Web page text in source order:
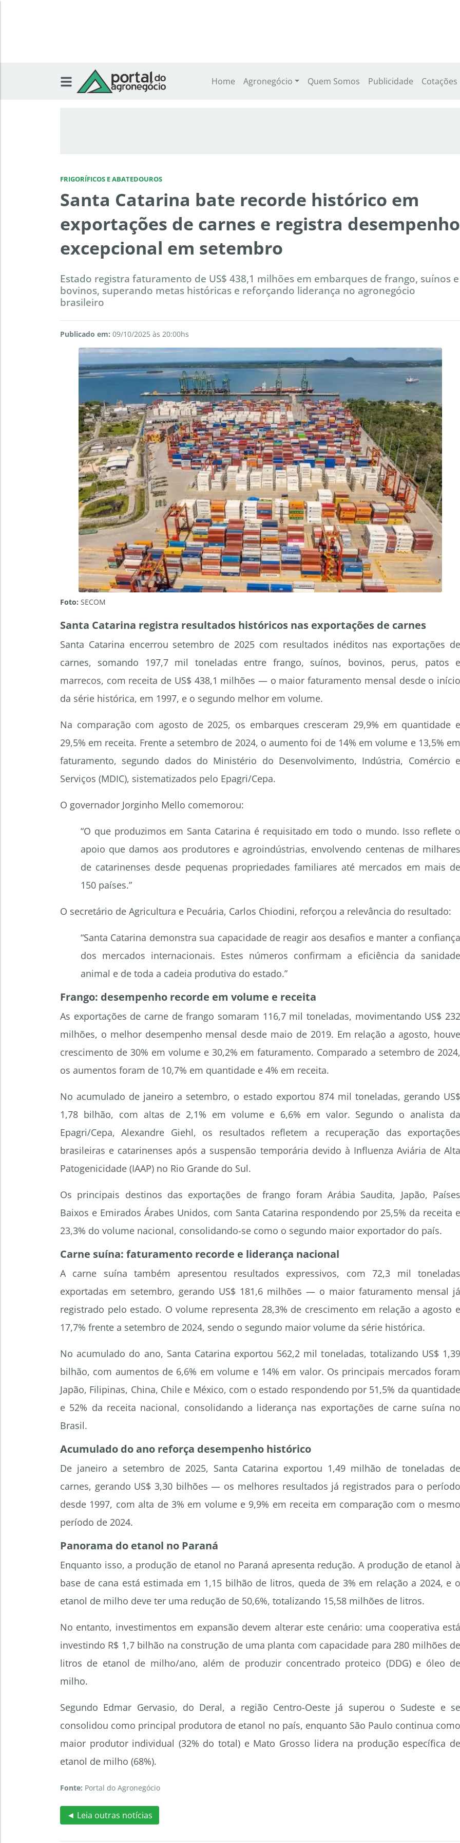
Home Agronegócio Quem Somos Publicidade Cotações
FRIGORÍFICOS E ABATEDOUROS
Santa Catarina bate recorde histórico em
exportações de carnes e registra desempenho
excepcional em setembro
Estado registra faturamento de US$ 438,1 milhões em embarques de frango, suínos e
bovinos, superando metas históricas e reforçando liderança no agronegócio
brasileiro
Publicado em: 09/10/2025 às 20:00hs
Foto: SECOM
Santa Catarina registra resultados históricos nas exportações de carnes
Santa Catarina encerrou setembro de 2025 com resultados inéditos nas exportações de
carnes, somando 197,7 mil toneladas entre frango, suínos, bovinos, perus, patos e
marrecos, com receita de US$ 438,1 milhões — o maior faturamento mensal desde o início
da série histórica, em 1997, e o segundo melhor em volume.
Na comparação com agosto de 2025, os embarques cresceram 29,9% em quantidade e
29,5% em receita. Frente a setembro de 2024, o aumento foi de 14% em volume e 13,5% em
faturamento, segundo dados do Ministério do Desenvolvimento, Indústria, Comércio e
Serviços (MDIC), sistematizados pelo Epagri/Cepa.
O governador Jorginho Mello comemorou:
“O que produzimos em Santa Catarina é requisitado em todo o mundo. Isso reflete o
apoio que damos aos produtores e agroindústrias, envolvendo centenas de milhares
de catarinenses desde pequenas propriedades familiares até mercados em mais de
150 países.”
O secretário de Agricultura e Pecuária, Carlos Chiodini, reforçou a relevância do resultado:
“Santa Catarina demonstra sua capacidade de reagir aos desafios e manter a confiança
dos mercados internacionais. Estes números confirmam a eficiência da sanidade
animal e de toda a cadeia produtiva do estado.”
Frango: desempenho recorde em volume e receita
As exportações de carne de frango somaram 116,7 mil toneladas, movimentando US$ 232
milhões, o melhor desempenho mensal desde maio de 2019. Em relação a agosto, houve
crescimento de 30% em volume e 30,2% em faturamento. Comparado a setembro de 2024,
os aumentos foram de 10,7% em quantidade e 4% em receita.
No acumulado de janeiro a setembro, o estado exportou 874 mil toneladas, gerando US$
1,78 bilhão, com altas de 2,1% em volume e 6,6% em valor. Segundo o analista da
Epagri/Cepa, Alexandre Giehl, os resultados refletem a recuperação das exportações
brasileiras e catarinenses após a suspensão temporária devido à Influenza Aviária de Alta
Patogenicidade (IAAP) no Rio Grande do Sul.
Os principais destinos das exportações de frango foram Arábia Saudita, Japão, Países
Baixos e Emirados Árabes Unidos, com Santa Catarina respondendo por 25,5% da receita e
23,3% do volume nacional, consolidando-se como o segundo maior exportador do país.
Carne suína: faturamento recorde e liderança nacional
A carne suína também apresentou resultados expressivos, com 72,3 mil toneladas
exportadas em setembro, gerando US$ 181,6 milhões — o maior faturamento mensal já
registrado pelo estado. O volume representa 28,3% de crescimento em relação a agosto e
17,7% frente a setembro de 2024, sendo o segundo maior volume da série histórica.
No acumulado do ano, Santa Catarina exportou 562,2 mil toneladas, totalizando US$ 1,39
bilhão, com aumentos de 6,6% em volume e 14% em valor. Os principais mercados foram
Japão, Filipinas, China, Chile e México, com o estado respondendo por 51,5% da quantidade
e 52% da receita nacional, consolidando a liderança nas exportações de carne suína no
Brasil.
Acumulado do ano reforça desempenho histórico
De janeiro a setembro de 2025, Santa Catarina exportou 1,49 milhão de toneladas de
carnes, gerando US$ 3,30 bilhões — os melhores resultados já registrados para o período
desde 1997, com alta de 3% em volume e 9,9% em receita em comparação com o mesmo
período de 2024.
Panorama do etanol no Paraná
Enquanto isso, a produção de etanol no Paraná apresenta redução. A produção de etanol à
base de cana está estimada em 1,15 bilhão de litros, queda de 3% em relação a 2024, e o
etanol de milho deve ter uma redução de 50,6%, totalizando 15,58 milhões de litros.
No entanto, investimentos em expansão devem alterar este cenário: uma cooperativa está
investindo R$ 1,7 bilhão na construção de uma planta com capacidade para 280 milhões de
litros de etanol de milho/ano, além de produzir concentrado proteico (DDG) e óleo de
milho.
Segundo Edmar Gervasio, do Deral, a região Centro-Oeste já superou o Sudeste e se
consolidou como principal produtora de etanol no país, enquanto São Paulo continua como
maior produtor individual (32% do total) e Mato Grosso lidera na produção específica de
etanol de milho (68%).
Fonte: Portal do Agronegócio
◄ Leia outras notícias